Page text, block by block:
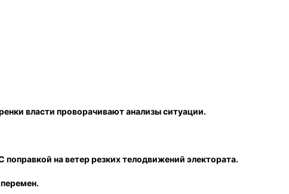
власти проворачивают анализы ситуации.
поправкой на ветер резких телодвижений электората.